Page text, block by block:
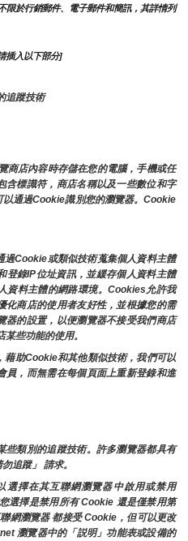
限於行銷郵件、電子郵件和簡訊，其詳情列
插入以下部分]
追蹤技術
商店內容時存儲在您的電腦，手機或任
含標識符，商店名稱以及一些數位和字
以通過Cookie識別您的瀏覽器。Cookie
過Cookie或類似技術蒐集個人資料主體
登錄IP位址資訊，並緩存個人資料主體
資料主體的網路環境。Cookies允許我
化商店的使用者友好性，並根據您的需
器的設置，以便瀏覽器不接受我們商店
些功能的使用。
藉助Cookie和其他類似技術，我們可以
員，而無需在每個頁面上重新登錄和進
些類別的追蹤技術。許多瀏覽器都具有
追蹤」 請求。
選擇在其互聯網瀏覽器中啟用或禁用
選擇是禁用所有 Cookie 還是僅禁用第
網瀏覽器 都接受 Cookie，但可以更改
瀏覽器中的「説明」功能表或設備的